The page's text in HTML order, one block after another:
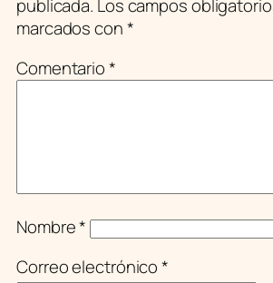
publicada. Los campos
marcados con*
Comentario*
Nombre*
Correo electrónico*